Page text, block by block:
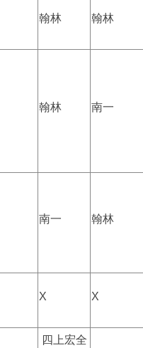
翰林 翰林
翰林 南一
南一 翰林
X X
四上宏全